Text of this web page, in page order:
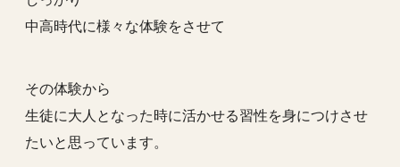
中高時代に様々な体験をさせて
その体験から
生徒に大人となった時に活かせる習性を身につけさせ
たいと思っています。